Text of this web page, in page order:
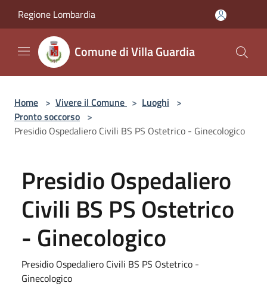
Regione Lombardia
Comune di Villa Guardia
Home > Vivere il Comune > Luoghi >
Pronto soccorso >
Presidio Ospedaliero Civili BS PS Ostetrico - Ginecologico
Presidio Ospedaliero
Civili BS PS Ostetrico
- Ginecologico
Presidio Ospedaliero Civili BS PS Ostetrico -
Ginecologico